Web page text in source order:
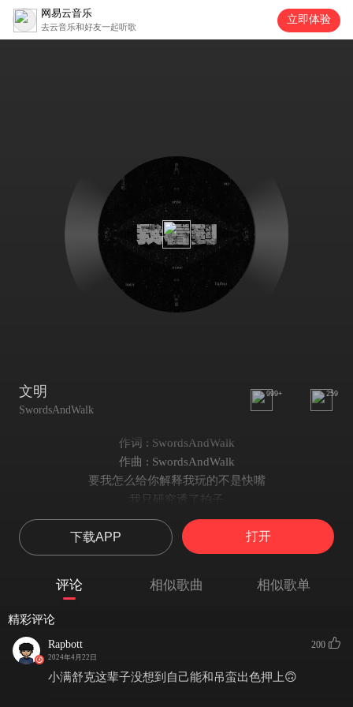
网易云音乐
去云音乐和好友一起听歌
立即体验
文明
SwordsAndWalk
999+ 259
作词 : SwordsAndWalk
作曲 : SwordsAndWalk
要我怎么给你解释我玩的不是快嘴
我只研究透了拍子
哥们的腔调做的太对
即使我们都在变调
但是我是高级
我是巨人
把你酸得像是蚂蚁尿
下载APP 打开
评论 相似歌曲 相似歌单
精彩评论
Rapbott
2024年4月22日
200
小满舒克这辈子没想到自己能和吊蛮出色押上🙃